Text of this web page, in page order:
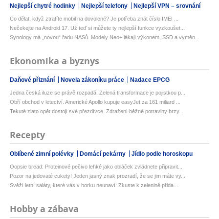
Nejlepší chytré hodinky Nejlepší telefony Nejlepší VPN – srovnání
Co dělat, když ztratíte mobil na dovolené? Je potřeba znát číslo IMEI ...
Nečekejte na Android 17. Už teď si můžete ty nejlepší funkce vyzkoušet...
Synology má „novou“ řadu NASů. Modely Neo+ lákají výkonem, SSD a vyměn...
Ekonomika a byznys
Daňové přiznání Novela zákoníku práce Nadace EPCG
Jedna česká iluze se právě rozpadá. Zelená transformace je pojistkou p...
Obří obchod v letectví. Americké Apollo kupuje easyJet za 161 miliard ...
Tekuté zlato opět dostojí své přezdívce. Zdražení běžné potraviny brzy...
Recepty
Oblíbené zimní polévky Domácí pekárny Jídlo podle horoskopu
Oopsie bread: Proteinové pečivo lehké jako obláček zvládnete připravit...
Pozor na jedovaté cukety! Jeden jasný znak prozradí, že se jim máte vy...
Svěží letní saláty, které vás v horku neunaví: Zkuste k zelenině přida...
Hobby a zábava